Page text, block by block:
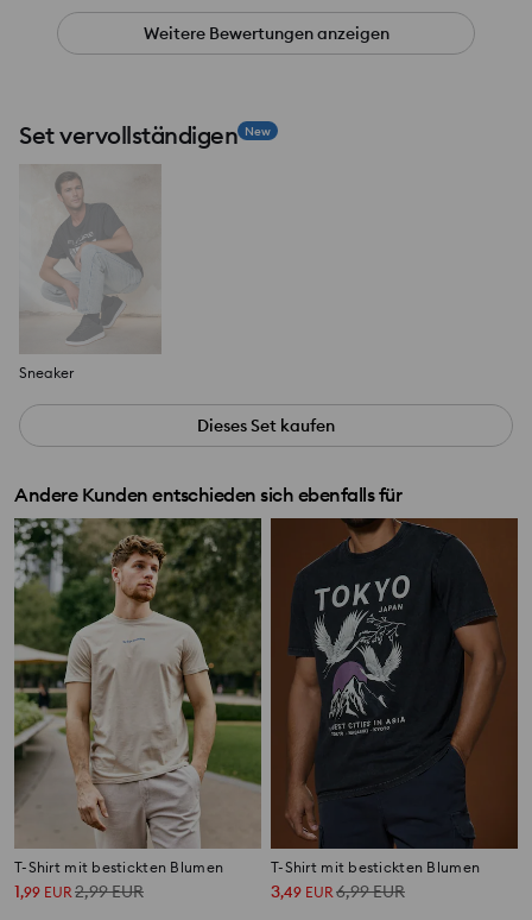
Weitere Bewertungen anzeigen
Set vervollständigen New
Sneaker
Dieses Set kaufen
Andere Kunden entschieden sich ebenfalls für
T-Shirt mit bestickten Blumen
1,99 EUR2,99EUR
T-Shirt mit bestickten Blumen
3,49 EUR6,99EUR